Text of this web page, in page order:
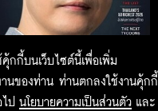
กกี้บนเว็บไซต์นี้เพื่อเพิ่ม
นของท่าน ท่านตกลงใช้งานคุ้กกี้
ป นโยบายความเป็นส่วนตัว และ